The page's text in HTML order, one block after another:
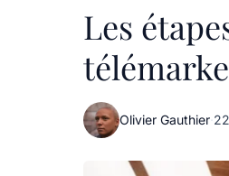
Les
Olivier Gauthier·